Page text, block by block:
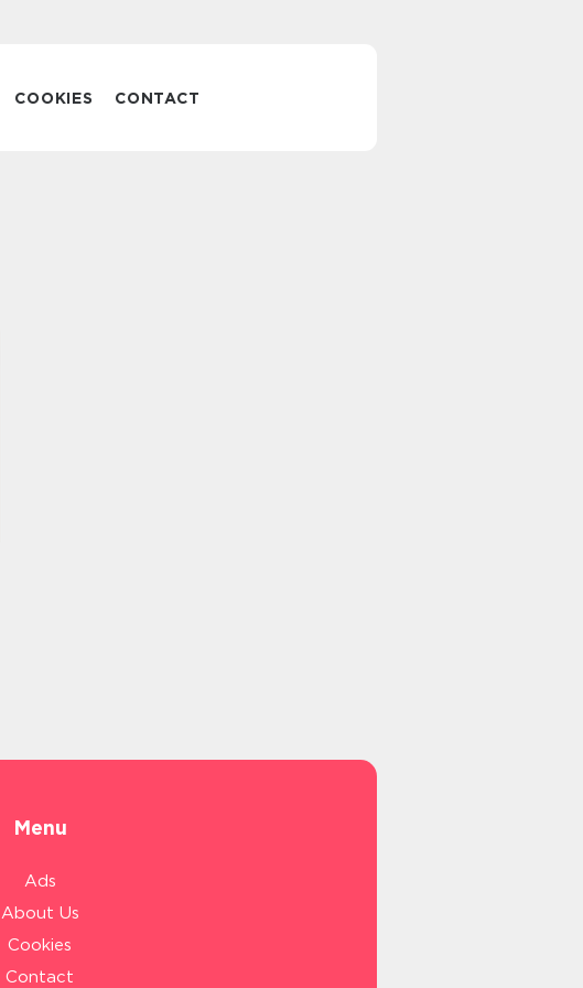
COOKIES CONTACT
Menu
Ads
About Us
Cookies
Contact